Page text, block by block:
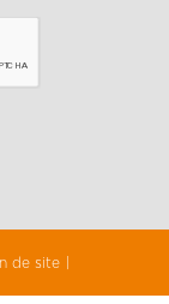
de site